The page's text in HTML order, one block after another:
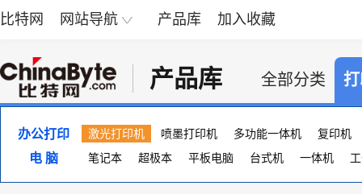
比特网 网站导航 产品库 加入收藏
产品库 全部分类
办公打印 激光打印机 喷墨打印机 多功能一体机
复印机
便携照片打印机
页宽打印机 证卡打印机 大幅
电 脑 笔记本 超极本 平板电脑 台式机 一体机